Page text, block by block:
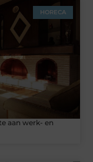
HORECA
aan werk- en